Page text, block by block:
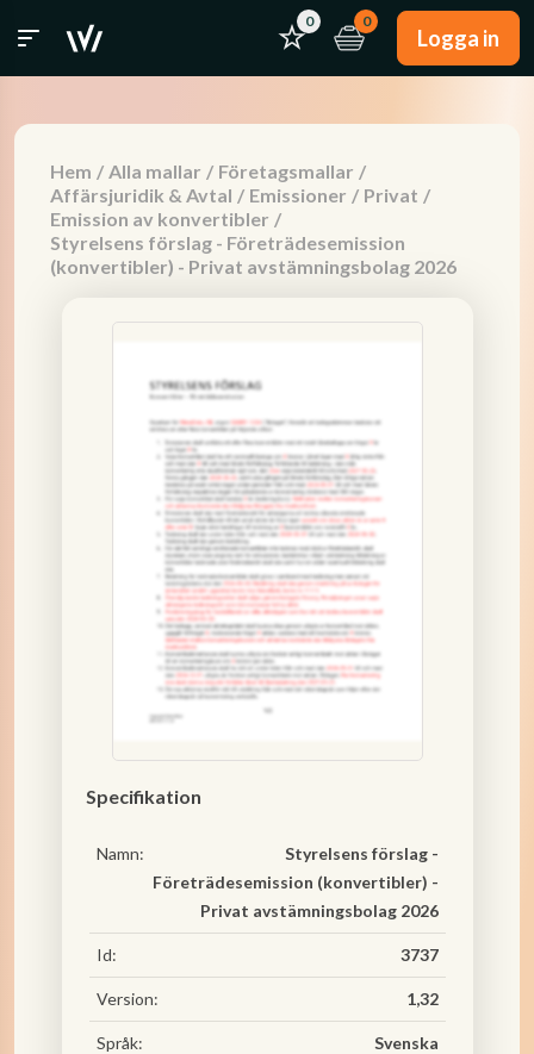
0 0
Logga in
Hem / Alla mallar / Företagsmallar /
Affärsjuridik & Avtal / Emissioner / Privat /
Emission av konvertibler /
Styrelsens förslag - Företrädesemission
(konvertibler) - Privat avstämningsbolag 2026
Specifikation
Namn:
Styrelsens förslag -
Företrädesemission (konvertibler) -
Privat avstämningsbolag 2026
Id: 3737
Version: 1,32
Språk: Svenska